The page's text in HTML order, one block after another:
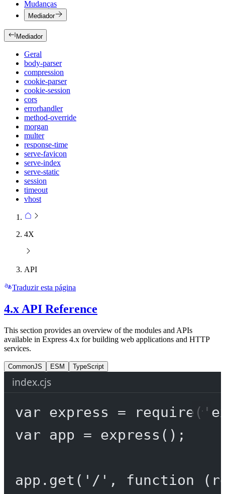
Mudanças
Mediador
Mediador
Geral
body-parser
compression
cookie-parser
cookie-session
cors
errorhandler
method-override
morgan
multer
response-time
serve-favicon
serve-index
serve-static
session
timeout
vhost
4X
API
Traduzir esta página
4.x API Reference
This section provides an overview of the modules and APIs
available in Express 4.x for building web applications and HTTP
services.
CommonJS ESM TypeScript
index.cjs
var express = require (
var app = express ();
app. get ( '/' , function (